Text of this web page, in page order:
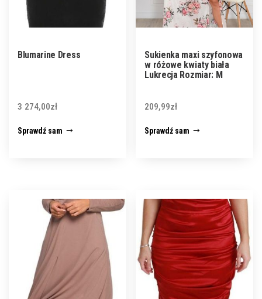
Blumarine Dress
3 274,00zł
Sprawdź sam
Sukienka maxi szyfonowa
w różowe kwiaty biała
Lukrecja Rozmiar: M
209,99zł
Sprawdź sam